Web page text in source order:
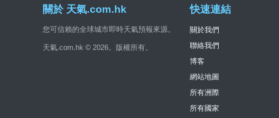
關於 天氣.com.hk
您可信賴的全球城市即時天氣預報來源。
天氣.com.hk © 2026。版權所有。
快速連結
關於我們
聯絡我們
博客
網站地圖
所有洲際
所有國家